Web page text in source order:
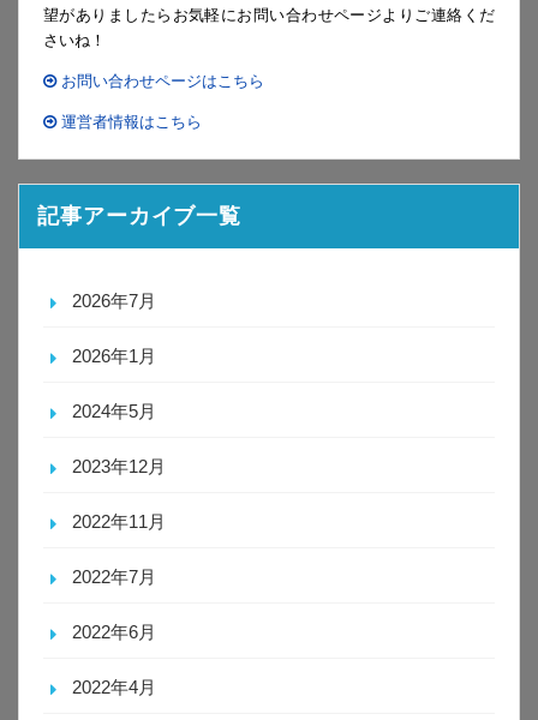
望がありましたらお気軽にお問い合わせページよりご連絡くだ
さいね！
お問い合わせページはこちら
運営者情報はこちら
記事アーカイブ一覧
2026年7月
2026年1月
2024年5月
2023年12月
2022年11月
2022年7月
2022年6月
2022年4月